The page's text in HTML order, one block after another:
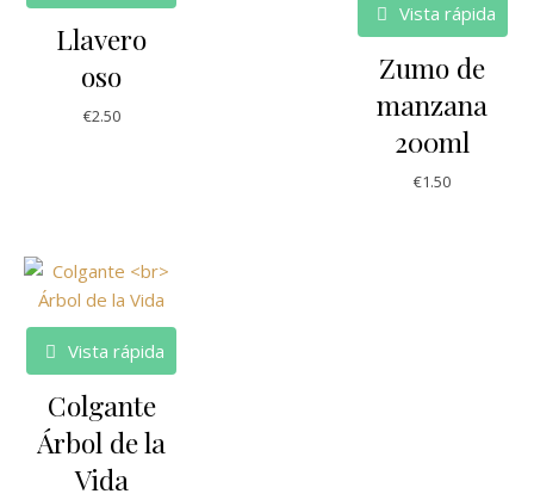
Llavero
oso
€2.50
Vista rápida
Zumo de
manzana
200ml
€1.50
Vista rápida
Colgante
Árbol de la
Vida